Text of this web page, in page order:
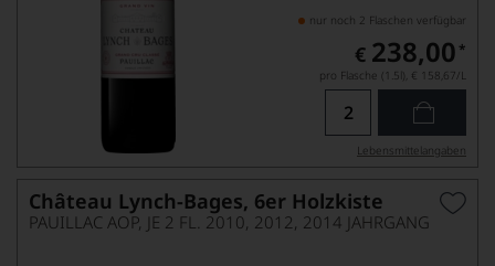
nur noch 2 Flaschen verfügbar
€ 238,00 *
pro Flasche (1.5l), € 158,67/L
Lebensmittel­angaben
Château Lynch-Bages, 6er Holzkiste
PAUILLAC AOP, JE 2 FL. 2010, 2012, 2014 JAHRGANG